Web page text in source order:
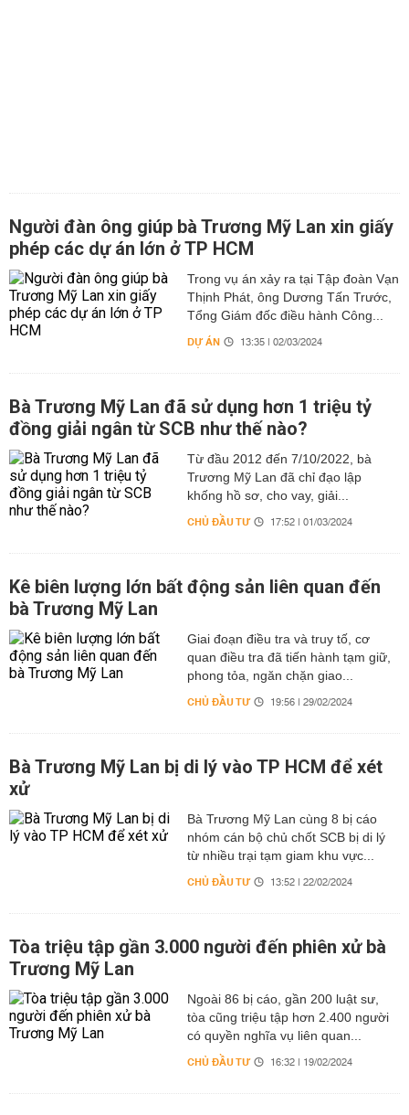
Người đàn ông giúp bà Trương Mỹ Lan xin giấy
phép các dự án lớn ở TP HCM
Trong vụ án xảy ra tại Tập đoàn Vạn
Thịnh Phát, ông Dương Tấn Trước,
Tổng Giám đốc điều hành Công...
DỰ ÁN 13:35 | 02/03/2024
Bà Trương Mỹ Lan đã sử dụng hơn 1 triệu tỷ
đồng giải ngân từ SCB như thế nào?
Từ đầu 2012 đến 7/10/2022, bà
Trương Mỹ Lan đã chỉ đạo lập
khống hồ sơ, cho vay, giải...
CHỦ ĐẦU TƯ 17:52 | 01/03/2024
Kê biên lượng lớn bất động sản liên quan đến
bà Trương Mỹ Lan
Giai đoạn điều tra và truy tố, cơ
quan điều tra đã tiến hành tạm giữ,
phong tỏa, ngăn chặn giao...
CHỦ ĐẦU TƯ 19:56 | 29/02/2024
Bà Trương Mỹ Lan bị di lý vào TP HCM để xét
xử
Bà Trương Mỹ Lan cùng 8 bị cáo
nhóm cán bộ chủ chốt SCB bị di lý
từ nhiều trại tạm giam khu vực...
CHỦ ĐẦU TƯ 13:52 | 22/02/2024
Tòa triệu tập gần 3.000 người đến phiên xử bà
Trương Mỹ Lan
Ngoài 86 bị cáo, gần 200 luật sư,
tòa cũng triệu tập hơn 2.400 người
có quyền nghĩa vụ liên quan...
CHỦ ĐẦU TƯ 16:32 | 19/02/2024